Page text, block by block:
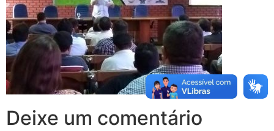
Deixe um comentário